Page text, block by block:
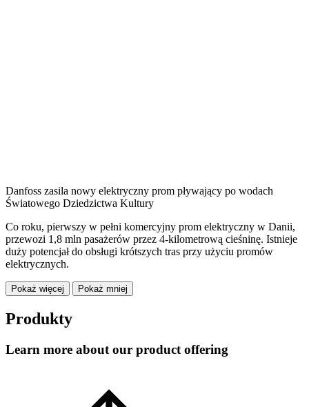
Danfoss zasila nowy elektryczny prom pływający po wodach
Światowego Dziedzictwa Kultury
Co roku, pierwszy w pełni komercyjny prom elektryczny w Danii,
przewozi 1,8 mln pasażerów przez 4-kilometrową cieśninę. Istnieje
duży potencjał do obsługi krótszych tras przy użyciu promów
elektrycznych.
Pokaż więcej Pokaż mniej
Produkty
Learn more about our product offering